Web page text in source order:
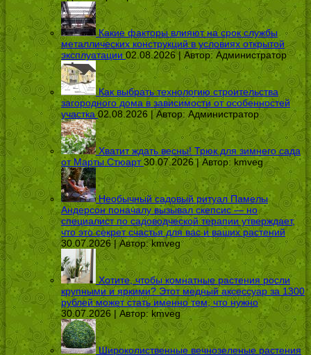
Какие факторы влияют на срок службы
металлических конструкций в условиях открытой
эксплуатации 02.08.2026 | Автор:Администратор
Как выбрать технологию строительства
загородного дома в зависимости от особенностей
участка 02.08.2026 | Автор:Администратор
Хватит ждать весны! Трюк для зимнего сада
от Марты Стюарт 30.07.2026 | Автор: kmveg
Необычный садовый ритуал Памелы
Андерсон поначалу вызывал скепсис — но
специалист по садоводческой терапии утверждает,
что это секрет счастья для вас и ваших растений
30.07.2026 | Автор:kmveg
Хотите, чтобы комнатные растения росли
крупными и яркими? Этот медный аксессуар за 1300
рублей может стать именно тем, что нужно
30.07.2026 | Автор: kmveg
Широколиственные вечнозеленые растения